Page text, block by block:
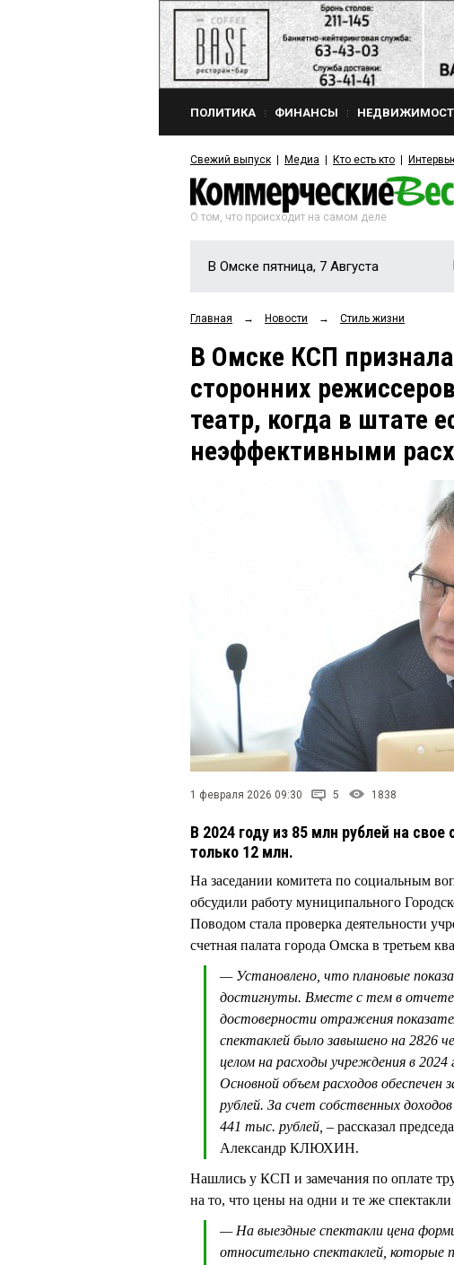
ПОЛИТИКА ФИНАНСЫ
Свежий выпуск Медиа Кто есть кто
О том, что происходит на самом деле
В Омске пятница, 7 Августа
Главная → Новости → Стиль жизни
В Омске КСП
сторонних
театр, когда в штате
неэффективными
1 февраля 2026 09:30 5 1838
В 2024 году из 85 млн рублей на
только 12 млн.
На заседании комитета по социальным
обсудили работу муниципального
Поводом стала проверка деятельности
счетная палата города Омска в третьем
— Установлено, что плановые
достигнуты. Вместе с тем в
достоверности отражения
спектаклей было завышено на 2826
целом на расходы учреждения в
Основной объем расходов
рублей. За счет собственных
441 тыс. рублей, – рассказал
Александр КЛЮХИН.
Нашлись у КСП и замечания по оплате
на то, что цены на одни и те же
— На выездные спектакли цена
относительно спектаклей, которые